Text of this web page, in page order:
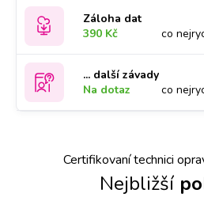
Záloha dat
390 Kč
co
... další závady
Na dotaz
co
Certifikovaní technici
Nejbližší